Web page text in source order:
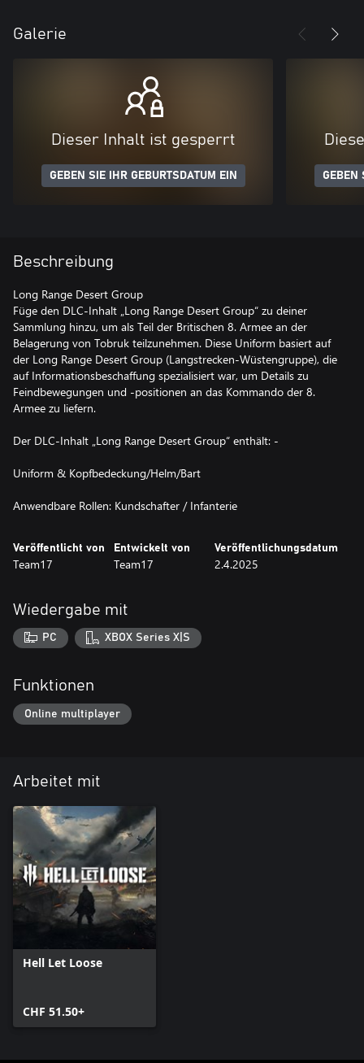
Galerie
Dieser Inhalt ist gesperrt
GEBEN SIE IHR GEBURTSDATUM EIN GEBEN
Beschreibung
Long Range Desert Group
Füge den DLC-Inhalt „Long Range Desert Group“ zu deiner
Sammlung hinzu, um als Teil der Britischen 8. Armee an der
Belagerung von Tobruk teilzunehmen. Diese Uniform basiert auf
der Long Range Desert Group (Langstrecken-Wüstengruppe), die
auf Informationsbeschaffung spezialisiert war, um Details zu
Feindbewegungen und -positionen an das Kommando der 8.
Armee zu liefern.
Der DLC-Inhalt „Long Range Desert Group“ enthält: -
Uniform & Kopfbedeckung/Helm/Bart
Anwendbare Rollen: Kundschafter / Infanterie
Veröffentlicht von
Team17
Entwickelt von
Team17
Veröffentlichungsdatum
2.4.2025
Wiedergabe mit
PC XBOX Series X|S
Funktionen
Online multiplayer
Arbeitet mit
Hell Let Loose
CHF 51.50+